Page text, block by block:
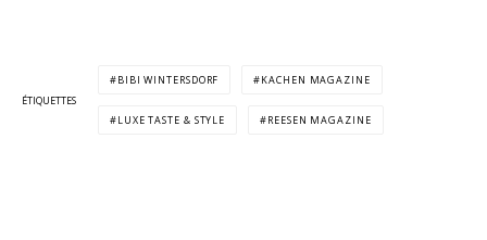
ÉTIQUETTES
BIBI WINTERSDORF KACHEN MAGAZINE
LUXE TASTE & STYLE REESEN MAGAZINE